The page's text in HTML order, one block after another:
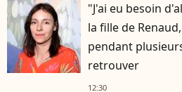
"J'ai eu besoin
la fille de
pendant
retrouver
12:30